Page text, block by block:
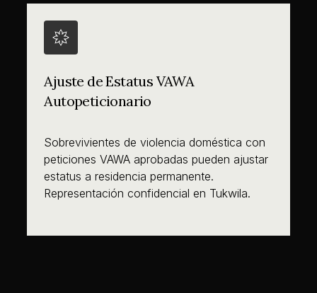
Ajuste de Estatus VAWA
Autopeticionario
Sobrevivientes de violencia doméstica con
peticiones VAWA aprobadas pueden ajustar
estatus a residencia permanente.
Representación confidencial en Tukwila.